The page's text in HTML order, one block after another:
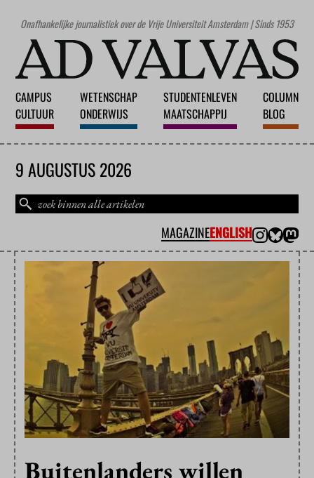
Onafhankelijke journalistiek over de Vrije Universiteit Amsterdam | Sinds 1953
CAMPUS
CULTUUR
WETENSCHAP
ONDERWIJS
STUDENTENLEVEN
MAATSCHAPPIJ
COLUMN
BLOG
9 AUGUSTUS 2026
MAGAZINEENGLISH
Buitenlanders willen